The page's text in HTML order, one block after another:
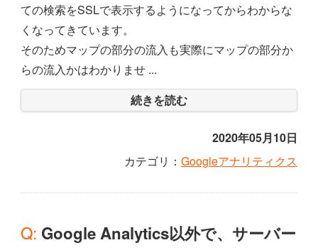
ての検索をSSLで表示するようになってからわからな
くなってきています。
そのためマップの部分の流入も実際にマップの部分か
らの流入かはわかりませ ...
続きを読む
2020年05月10日
カテゴリ： Googleアナリティクス
Q: Google Analytics以外で、サーバー